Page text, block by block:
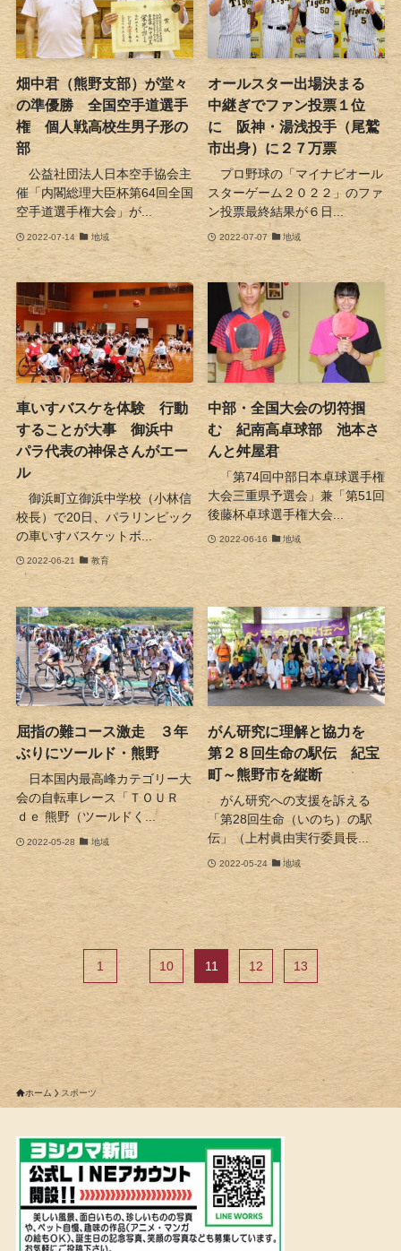
畑中君（熊野支部）が堂々
の準優勝 全国空手道選手
権 個人戦高校生男子形の
部
公益社団法人日本空手協会主
催「内閣総理大臣杯第64回全国
空手道選手権大会」が...
2022-07-14 地域
オールスター出場決まる
中継ぎでファン投票１位
に 阪神・湯浅投手（尾鷲
市出身）に２７万票
プロ野球の「マイナビオール
スターゲーム２０２２」のファ
ン投票最終結果が６日...
2022-07-07 地域
車いすバスケを体験 行動
することが大事 御浜中
パラ代表の神保さんがエー
ル
御浜町立御浜中学校（小林信
校長）で20日、パラリンピック
の車いすバスケットボ...
2022-06-21 教育
中部・全国大会の切符掴
む 紀南高卓球部 池本さ
んと舛屋君
「第74回中部日本卓球選手権
大会三重県予選会」兼「第51回
後藤杯卓球選手権大会...
2022-06-16 地域
屈指の難コース激走 ３年
ぶりにツールド・熊野
日本国内最高峰カテゴリー大
会の自転車レース「ＴＯＵＲ
ｄｅ 熊野（ツールドく...
2022-05-28 地域
がん研究に理解と協力を
第２８回生命の駅伝 紀宝
町～熊野市を縦断
がん研究への支援を訴える
「第28回生命（いのち）の駅
伝」（上村眞由実行委員長...
2022-05-24 地域
1 ... 10 11 12 13
ホーム スポーツ